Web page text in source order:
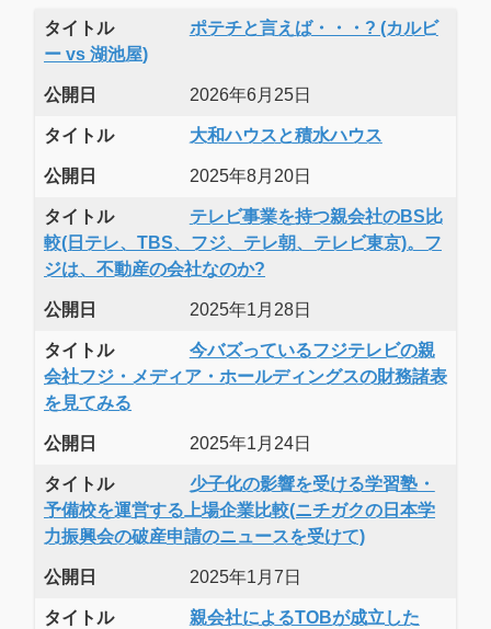
タイトル
ポテチと言えば・・・? (カルビ
ー vs 湖池屋)
公開日 2026年6月25日
タイトル 大和ハウスと積水ハウス
公開日 2025年8月20日
タイトル
テレビ事業を持つ親会社のBS比
較(日テレ、TBS、フジ、テレ朝、テレビ東京)。フ
ジは、不動産の会社なのか?
公開日 2025年1月28日
タイトル
今バズっているフジテレビの親
会社フジ・メディア・ホールディングスの財務諸表
を見てみる
公開日 2025年1月24日
タイトル
少子化の影響を受ける学習塾・
予備校を運営する上場企業比較(ニチガクの日本学
力振興会の破産申請のニュースを受けて)
公開日 2025年1月7日
タイトル
親会社によるTOBが成立した